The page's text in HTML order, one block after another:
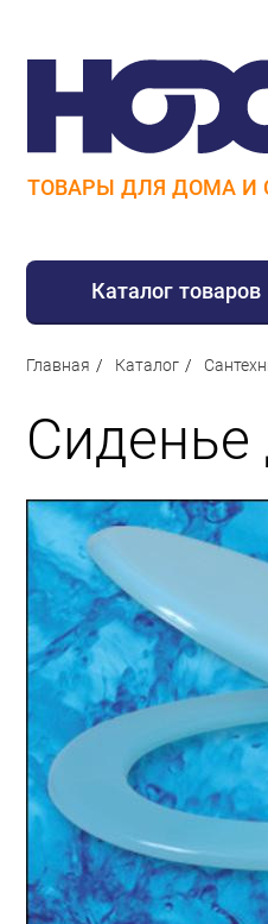
ТОВАРЫ ДЛЯ ДОМА И
Каталог товаров
Для дома
Сантехника
Для дачи и отдыха
Для детей
Строительство и
Мебель
Бытовая техника
Обувь для дома и дачи
Акции
Главная Каталог
Сиденье